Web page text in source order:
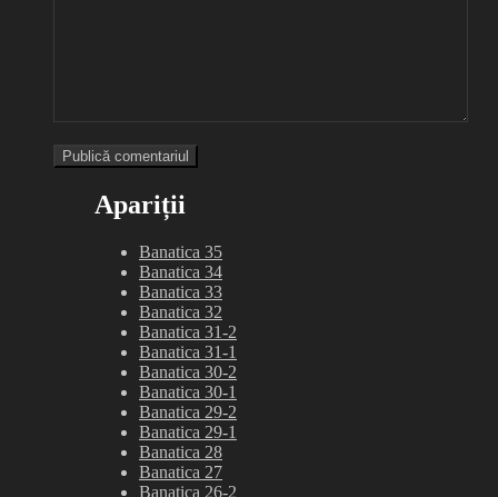
Apariții
Banatica 35
Banatica 34
Banatica 33
Banatica 32
Banatica 31-2
Banatica 31-1
Banatica 30-2
Banatica 30-1
Banatica 29-2
Banatica 29-1
Banatica 28
Banatica 27
Banatica 26-2